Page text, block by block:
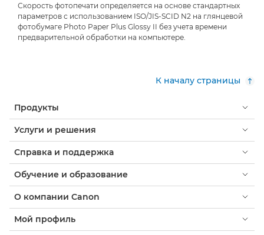
Скорость фотопечати определяется на основе стандартных
параметров с использованием ISO/JIS-SCID N2 на глянцевой
фотобумаге Photo Paper Plus Glossy II без учета времени
предварительной обработки на компьютере.
К началу страницы
Продукты
Услуги и решения
Справка и поддержка
Обучение и образование
О компании Canon
Мой профиль